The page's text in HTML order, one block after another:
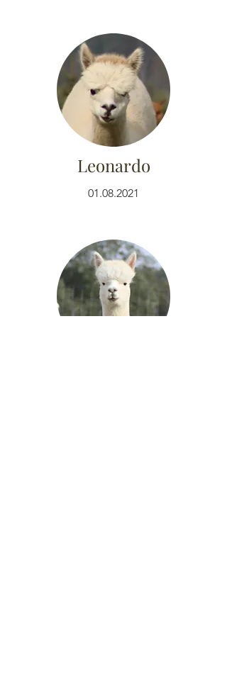
Leonardo
01.08.2021